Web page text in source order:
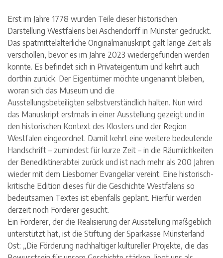
Erst im Jahre 1778 wurden Teile dieser historischen
Darstellung Westfalens bei Aschendorff in Münster gedruckt.
Das spätmittelalterliche Originalmanuskript galt lange Zeit als
verschollen, bevor es im Jahre 2023 wiedergefunden werden
konnte. Es befindet sich in Privateigentum und kehrt auch
dorthin zurück. Der Eigentümer möchte ungenannt bleiben,
woran sich das Museum und die
Ausstellungsbeteiligten selbstverständlich halten. Nun wird
das Manuskript erstmals in einer Ausstellung gezeigt und in
den historischen Kontext des Klosters und der Region
Westfalen eingeordnet. Damit kehrt eine weitere bedeutende
Handschrift – zumindest für kurze Zeit – in die Räumlichkeiten
der Benediktinerabtei zurück und ist nach mehr als 200 Jahren
wieder mit dem Liesborner Evangeliar vereint. Eine historisch-
kritische Edition dieses für die Geschichte Westfalens so
bedeutsamen Textes ist ebenfalls geplant. Hierfür werden
derzeit noch Förderer gesucht.
Ein Förderer, der die Realisierung der Ausstellung maßgeblich
unterstützt hat, ist die Stiftung der Sparkasse Münsterland
Ost: „Die Förderung nachhaltiger kultureller Projekte, die das